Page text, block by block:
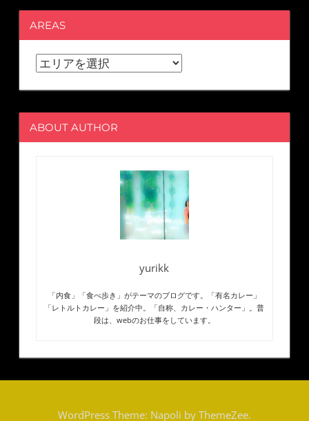
AREAS
ABOUT AUTHOR
yurikk
「内食」「食べ歩き」がテーマのブログです。「有名カレー」
「レトルトカレー」を紹介中。「自称、カレー・ハンター」。普
段は、webのお仕事をしています。
WordPress Theme: Napoli by ThemeZee.